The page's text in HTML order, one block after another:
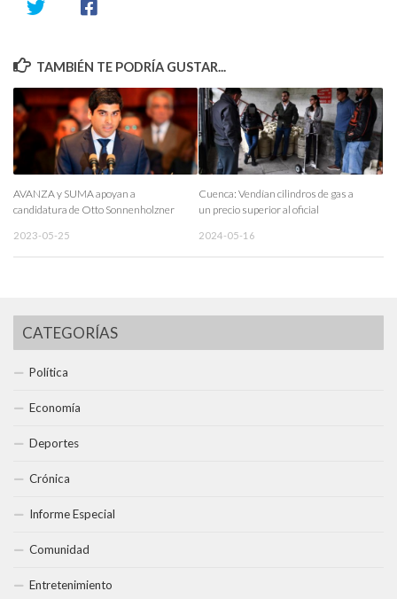
TAMBIÉN TE PODRÍA GUSTAR...
AVANZA y SUMA apoyan a
candidatura de Otto Sonnenholzner
2023-05-25
Cuenca: Vendían cilindros de gas a
un precio superior al oficial
2024-05-16
CATEGORÍAS
Política
Economía
Deportes
Crónica
Informe Especial
Comunidad
Entretenimiento